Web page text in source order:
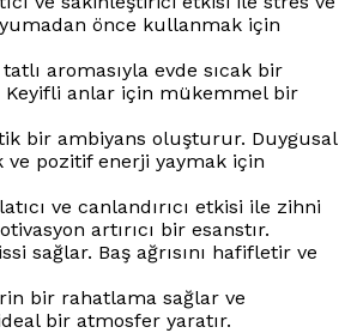
önce kullanmak için
aromasıyla evde sıcak bir
Keyifli anlar için mükemmel bir
bir ambiyans oluşturur. Duygusal
ve pozitif enerji yaymak için
ve canlandırıcı etkisi ile zihni
artırıcı bir esanstır.
sağlar. Baş ağrısını hafifletir ve
bir rahatlama sağlar ve
bir atmosfer yaratır.